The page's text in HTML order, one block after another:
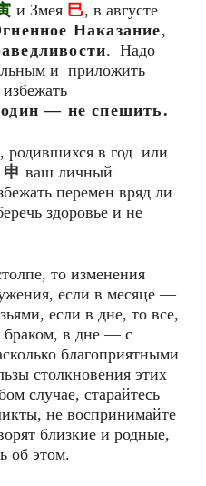
и Змея 巳, в августе
Наказание,
. Надо
и приложить
— не спешить.
родившихся в год или
申 ваш личный
перемен вряд ли
здоровье и не
то изменения
если в месяце —
если в дне, то все,
браком, в дне — с
благоприятными
столкновения этих
случае, старайтесь
не воспринимайте
близкие и родные,
об этом.